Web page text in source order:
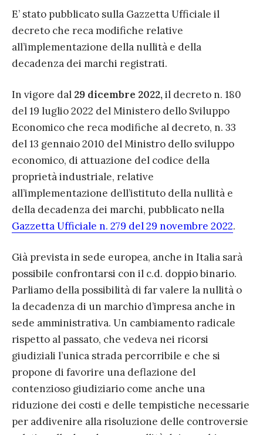
E’ stato pubblicato sulla Gazzetta Ufficiale il
decreto che reca modifiche relative
all’implementazione della nullità e della
decadenza dei marchi registrati.
In vigore dal 29 dicembre 2022,il decreto n. 180
del 19 luglio 2022 del Ministero dello Sviluppo
Economico che reca modifiche al decreto, n. 33
del 13 gennaio 2010 del Ministro dello sviluppo
economico, di attuazione del codice della
proprietà industriale, relative
all’implementazione dell’istituto della nullità e
della decadenza dei marchi, pubblicato nella
Gazzetta Ufficiale n. 279 del 29 novembre 2022.
Già prevista in sede europea, anche in Italia sarà
possibile confrontarsi con il c.d. doppio binario.
Parliamo della possibilità di far valere la nullità o
la decadenza di un marchio d’impresa anche in
sede amministrativa. Un cambiamento radicale
rispetto al passato, che vedeva nei ricorsi
giudiziali l’unica strada percorribile e che si
propone di favorire una deflazione del
contenzioso giudiziario come anche una
riduzione dei costi e delle tempistiche necessarie
per addivenire alla risoluzione delle controversie